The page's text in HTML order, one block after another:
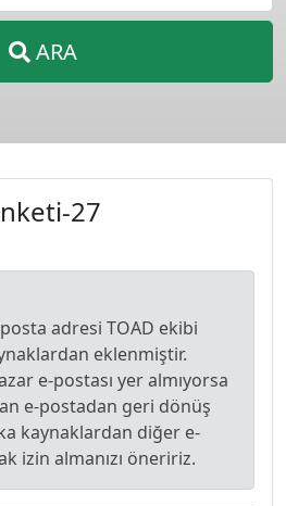
ARA
27
adresi TOAD ekibi
eklenmiştir.
e-postası yer almıyorsa
e-postadan geri dönüş
kaynaklardan diğer e-
izin almanızı öneririz.